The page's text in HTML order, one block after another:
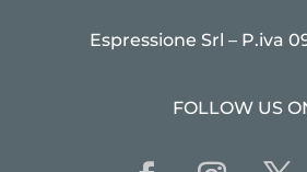
Espressione Srl – P.iva
FOLLOW US